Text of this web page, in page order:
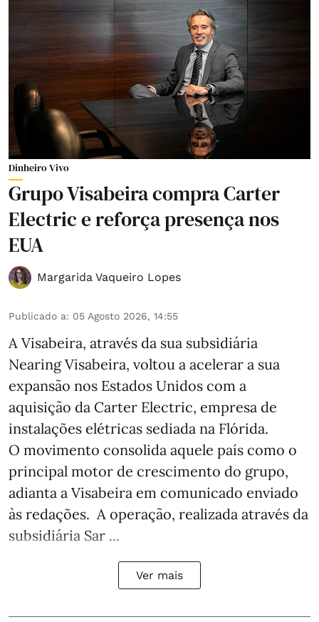
Dinheiro Vivo
Grupo Visabeira compra Carter
Electric e reforça presença nos
EUA
Margarida Vaqueiro Lopes
Publicado a: 05 Agosto 2026, 14:55
A Visabeira, através da sua subsidiária
Nearing Visabeira, voltou a acelerar a sua
expansão nos Estados Unidos com a
aquisição da Carter Electric, empresa de
instalações elétricas sediada na Flórida.
O movimento consolida aquele país como o
principal motor de crescimento do grupo,
adianta a Visabeira em comunicado enviado
às redações. A operação, realizada através da
subsidiária Sar ...
Ver mais